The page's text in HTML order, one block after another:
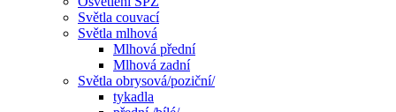
Světla couvací
Světla mlhová
Mlhová přední
Mlhová zadní
Světla obrysová/poziční/
tykadla